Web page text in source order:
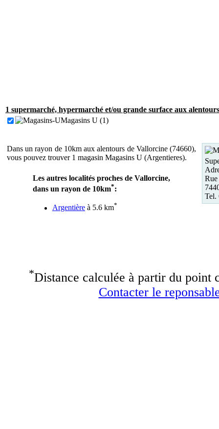
1 supermarché, hypermarché et/ou grande surface aux
Magasins U (1)
Dans un rayon de 10km aux alentours de Vallorcine (74660),
vous pouvez trouver 1 magasin Magasins U (Argentieres).
Les autres localités proches de Vallorcine,
dans un rayon de 10km*:
Argentière à 5.6 km*
Tel.
*Distance calculée à partir du point
Contacter le